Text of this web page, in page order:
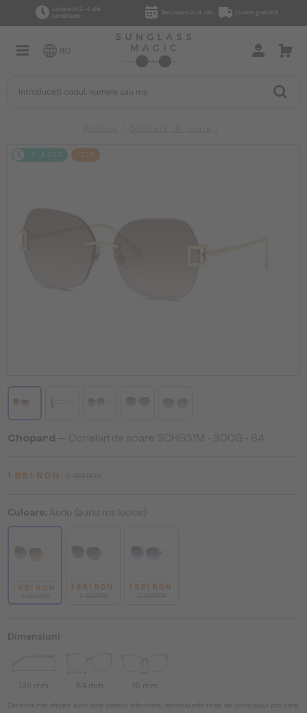
Livrare în 2–4 zile
lucrătoare
Returnare în 14 zile Livrare gratuită
RO
2-4 ZILE -25%
Chopard — Ochelari de soare SCHG31M - 300G - 64
1 851 RON
Culoare: Auriu (auriu roz lucios)
1 851 RON 1 851 RON 1 851 RON
Dimensiuni
135 mm 64 mm 16 mm
Dimensiunile afișate sunt doar pentru informare, dimensiunile reale ale produsului pot varia.